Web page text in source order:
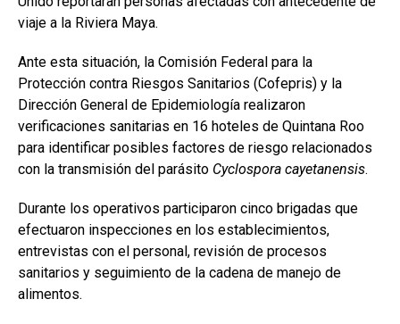
viaje a la Riviera Maya.
Ante esta situación, la Comisión Federal para la
Protección contra Riesgos Sanitarios (Cofepris) y la
Dirección General de Epidemiología realizaron
verificaciones sanitarias en 16 hoteles de Quintana Roo
para identificar posibles factores de riesgo relacionados
con la transmisión del parásito Cyclospora cayetanensis.
Durante los operativos participaron cinco brigadas que
efectuaron inspecciones en los establecimientos,
entrevistas con el personal, revisión de procesos
sanitarios y seguimiento de la cadena de manejo de
alimentos.